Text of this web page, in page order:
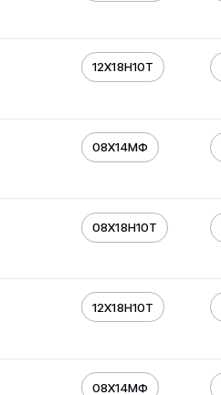
12Х18Н10Т
08Х14МФ
08Х18Н10Т
12Х18Н10Т
08Х14МФ